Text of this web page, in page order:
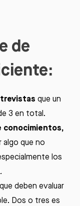
de
que un
3 en total.
conocimientos,
algo que no
los
que deben evaluar
Dos o tres es